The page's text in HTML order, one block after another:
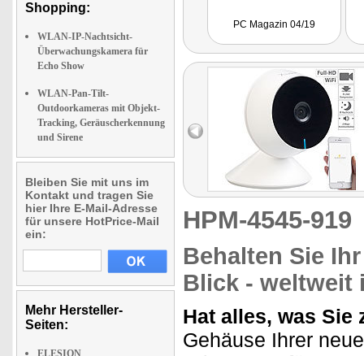
Shopping:
WLAN-IP-Nachtsicht-
Überwachungskamera für
Echo Show
WLAN-Pan-Tilt-
Outdoorkameras mit Objekt-
Tracking, Geräuscherkennung
und Sirene
Bleiben Sie mit uns im
Kontakt und tragen Sie
hier Ihre E-Mail-Adresse
für unsere HotPrice-Mail
ein:
Mehr Hersteller-
Seiten:
ELESION
PC Magazin 04/19
HPM-4545-
Behalten Sie
Blick - weltweit
Hat alles, was Sie
Gehäuse Ihrer